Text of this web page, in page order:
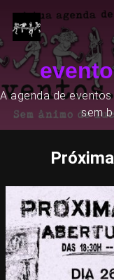
A agenda de
sem